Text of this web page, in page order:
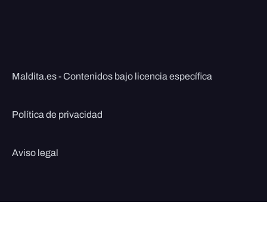
Maldita.es - Contenidos bajo licencia específica
Política de privacidad
Aviso legal